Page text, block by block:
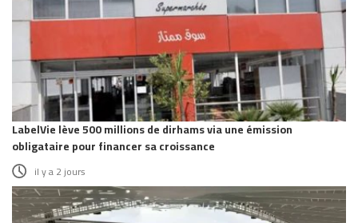
LabelVie lève 500 millions de dirhams via une émission
obligataire pour financer sa croissance
il y a 2 jours